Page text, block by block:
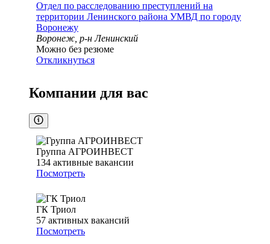
Отдел по расследованию преступлений на
территории Ленинского района УМВД по городу
Воронежу
Воронеж, р-н Ленинский
Можно без резюме
Откликнуться
Компании для вас
Группа АГРОИНВЕСТ
134 активные вакансии
Посмотреть
ГК Триол
57 активных вакансий
Посмотреть